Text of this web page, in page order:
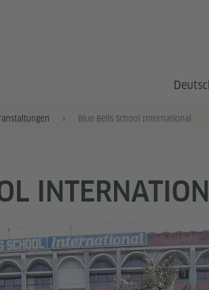
Blue Bells School International